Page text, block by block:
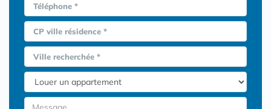
Téléphone *
CP ville résidence *
Ville recherchée *